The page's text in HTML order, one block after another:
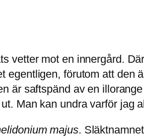
vetter mot en innergård.
egentligen, förutom att
är saftspänd av en
Man kan undra varför jag
majus.